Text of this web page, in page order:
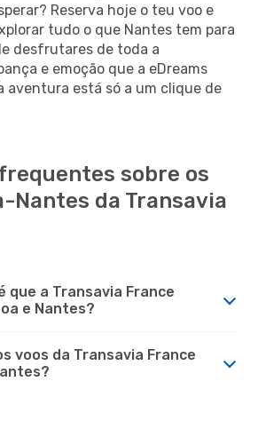
Reserva hoje o teu voo e
tudo o que Nantes tem para
desfrutares de toda a
e emoção que a eDreams
aventura está só a um clique de
sobre os
Nantes da Transavia
que a Transavia France
e Nantes?
voos da Transavia France